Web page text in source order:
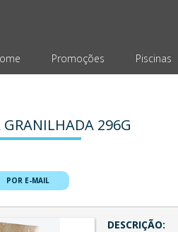
Promoções Piscinas
GRANILHADA 296G
POR E-MAIL
DESCRIÇÃO: